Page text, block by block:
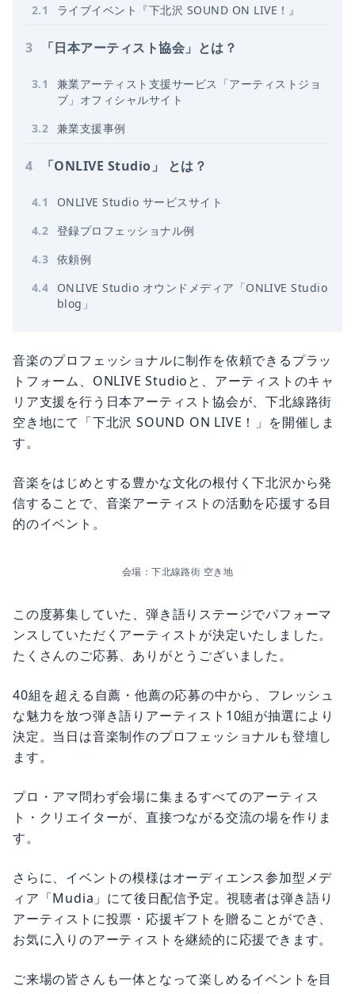
2.1 ライブイベント『下北沢 SOUND ON LIVE！』
3 「日本アーティスト協会」とは？
3.1
兼業アーティスト支援サービス「アーティストジョ
ブ」オフィシャルサイト
3.2 兼業支援事例
4 「ONLIVE Studio」 とは？
4.1
ONLIVE Studio サービスサイト
4.2 登録プロフェッショナル例
4.3 依頼例
4.4
ONLIVE Studio オウンドメディア「ONLIVE Studio
blog」
音楽のプロフェッショナルに制作を依頼できるプラッ
トフォーム、ONLIVE Studioと、アーティストのキャ
リア支援を行う日本アーティスト協会が、下北線路街
空き地にて「下北沢 SOUND ON LIVE！」を開催しま
す。
音楽をはじめとする豊かな文化の根付く下北沢から発
信することで、音楽アーティストの活動を応援する目
的のイベント。
会場：下北線路街 空き地
この度募集していた、弾き語りステージでパフォーマ
ンスしていただくアーティストが決定いたしました。
たくさんのご応募、ありがとうございました。
40組を超える自薦・他薦の応募の中から、フレッシュ
な魅力を放つ弾き語りアーティスト10組が抽選により
決定。当日は音楽制作のプロフェッショナルも登壇し
ます。
プロ・アマ問わず会場に集まるすべてのアーティス
ト・クリエイターが、直接つながる交流の場を作りま
す。
さらに、イベントの模様はオーディエンス参加型メデ
ィア「Mudia」にて後日配信予定。視聴者は弾き語り
アーティストに投票・応援ギフトを贈ることができ、
お気に入りのアーティストを継続的に応援できます。
ご来場の皆さんも一体となって楽しめるイベントを目